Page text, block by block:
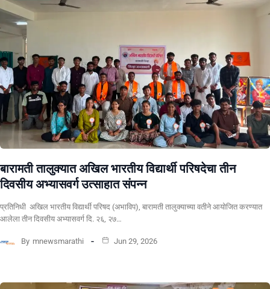
बारामती तालुक्यात अखिल भारतीय विद्यार्थी परिषदेचा तीन
दिवसीय अभ्यासवर्ग उत्साहात संपन्न
प्रतिनिधी अखिल भारतीय विद्यार्थी परिषद (अभाविप), बारामती तालुक्याच्या वतीने आयोजित करण्यात
आलेला तीन दिवसीय अभ्यासवर्ग दि. २६, २७…
By mnewsmarathi Jun 29, 2026